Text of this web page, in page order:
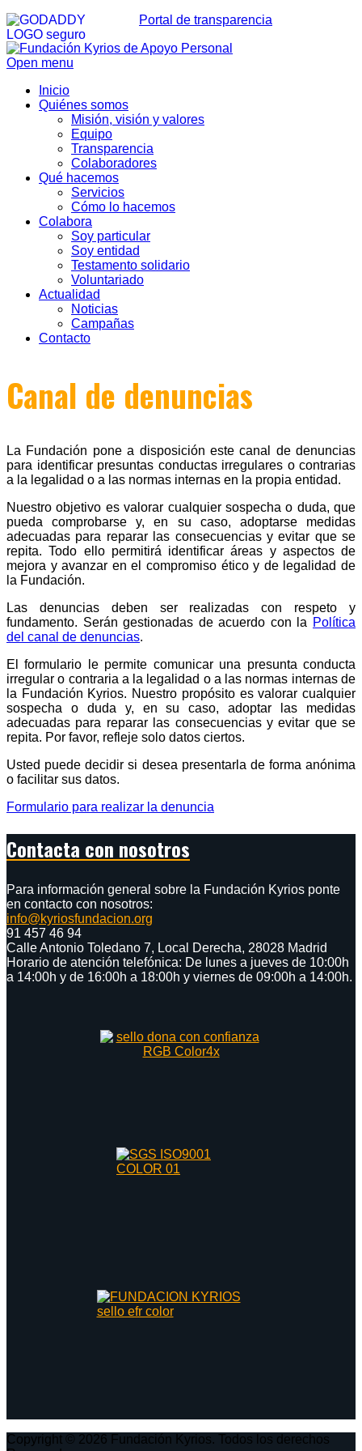
Portal de transparencia
Open menu
Inicio
Quiénes somos
Misión, visión y valores
Equipo
Transparencia
Colaboradores
Qué hacemos
Servicios
Cómo lo hacemos
Colabora
Soy particular
Soy entidad
Testamento solidario
Voluntariado
Actualidad
Noticias
Campañas
Contacto
Canal de denuncias
La Fundación pone a disposición este canal de denuncias
para identificar presuntas conductas irregulares o contrarias
a la legalidad o a las normas internas en la propia entidad.
Nuestro objetivo es valorar cualquier sospecha o duda, que
pueda comprobarse y, en su caso, adoptarse medidas
adecuadas para reparar las consecuencias y evitar que se
repita. Todo ello permitirá identificar áreas y aspectos de
mejora y avanzar en el compromiso ético y de legalidad de
la Fundación.
Las denuncias deben ser realizadas con respeto y
fundamento. Serán gestionadas de acuerdo con la Política
del canal de denuncias.
El formulario le permite comunicar una presunta conducta
irregular o contraria a la legalidad o a las normas internas de
la Fundación Kyrios. Nuestro propósito es valorar cualquier
sospecha o duda y, en su caso, adoptar las medidas
adecuadas para reparar las consecuencias y evitar que se
repita. Por favor, refleje solo datos ciertos.
Usted puede decidir si desea presentarla de forma anónima
o facilitar sus datos.
Formulario para realizar la denuncia
Contacta con nosotros
Para información general sobre la Fundación Kyrios ponte
en contacto con nosotros:
info@kyriosfundacion.org
91 457 46 94
Calle Antonio Toledano 7, Local Derecha, 28028 Madrid
Horario de atención telefónica: De lunes a jueves de 10:00h
a 14:00h y de 16:00h a 18:00h y viernes de 09:00h a 14:00h.
Copyright © 2026 Fundación Kyrios. Todos los derechos